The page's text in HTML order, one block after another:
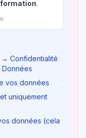
.
→ Confidentialité
vos données
uniquement
données (cela